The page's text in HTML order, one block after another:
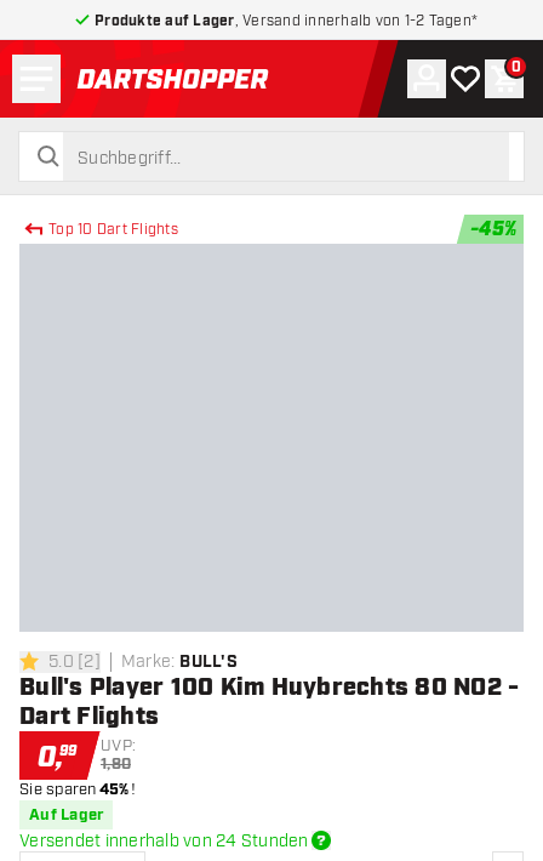
Produkte auf Lager , Versand innerhalb von 1-2 Tagen*
zurück zur Startseite
suchen
suchen
Konto
Meine 0
Top 10 Dart Flights -45%
5 Bewertungssterne
5.0 [2] Marke: BULL'S
Bull's Player 100 Kim Huybrechts 80 NO2 -
Dart Flights
0,99 UVP:
1,80
Sie sparen45%!
Auf Lager
Versendet innerhalb von 24 Stunden